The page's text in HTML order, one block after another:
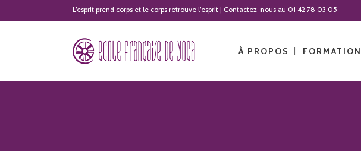
L’esprit prend corps et le corps retrouve l’esprit | Contactez-nous au 01 42 78 03 05
À PROPOS FORMATION